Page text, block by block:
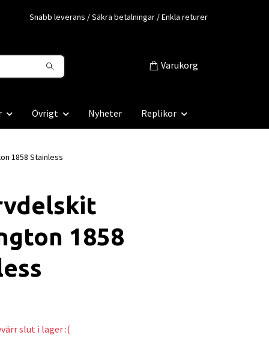
Snabb leverans / Säkra betalningar / Enkla returer
Varukorg
Övrigt Nyheter Replikor
1858 Stainless
1858
slut i lager :(